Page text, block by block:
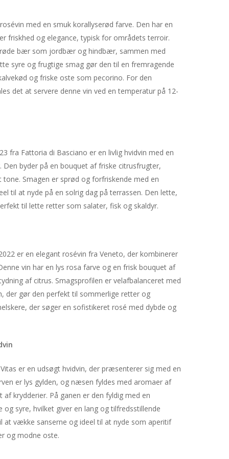
med en smuk korallyserød farve. Den har en
friskhed og elegance, typisk for områdets terroir.
bær som jordbær og hindbær, sammen med
syre og frugtige smag gør den til en fremragende
og friske oste som pecorino. For den
det at servere denne vin ved en temperatur på 12-
fra Fattoria di Basciano er en livlig hvidvin med en
byder på en bouquet af friske citrusfrugter,
Smagen er sprød og forfriskende med en
til at nyde på en solrig dag på terrassen. Den lette,
til lette retter som salater, fisk og skaldyr.
er en elegant rosévin fra Veneto, der kombinerer
vin har en lys rosa farve og en frisk bouquet af
af citrus. Smagsprofilen er velafbalanceret med
der gør den perfekt til sommerlige retter og
der søger en sofistikeret rosé med dybde og
er en udsøgt hvidvin, der præsenterer sig med en
er lys gylden, og næsen fyldes med aromaer af
krydderier. På ganen er den fyldig med en
og syre, hvilket giver en lang og tilfredsstillende
at vække sanserne og ideel til at nyde som aperitif
og modne oste.